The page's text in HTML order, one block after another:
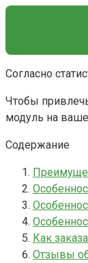
Согласно
Чтобы
модуль на
Содержание
Как
Отзывы